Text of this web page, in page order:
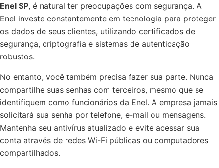
Enel SP, é natural ter preocupações com segurança. A
Enel investe constantemente em tecnologia para proteger
os dados de seus clientes, utilizando certificados de
segurança, criptografia e sistemas de autenticação
robustos.
No entanto, você também precisa fazer sua parte. Nunca
compartilhe suas senhas com terceiros, mesmo que se
identifiquem como funcionários da Enel. A empresa jamais
solicitará sua senha por telefone, e-mail ou mensagens.
Mantenha seu antivírus atualizado e evite acessar sua
conta através de redes Wi-Fi públicas ou computadores
compartilhados.